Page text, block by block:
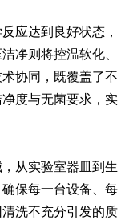
应达到良好状态，
净则将控温软化、
协同，既覆盖了不
度与无菌要求，实
从实验室器皿到生
保每一台设备、每
洗不充分引发的质